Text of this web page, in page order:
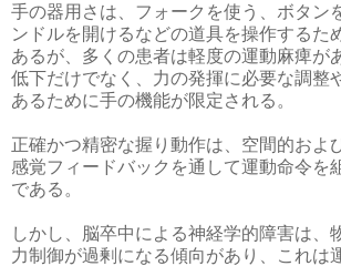
手の器用さは、フォークを使う、ボタン
ンドルを開けるなどの道具を操作するた
あるが、多くの患者は軽度の運動麻痺が
低下だけでなく、力の発揮に必要な調整
あるために手の機能が限定される。
正確かつ精密な握り動作は、空間的およ
感覚フィードバックを通して運動命令を
である。
しかし、脳卒中による神経学的障害は、
力制御が過剰になる傾向があり、これは